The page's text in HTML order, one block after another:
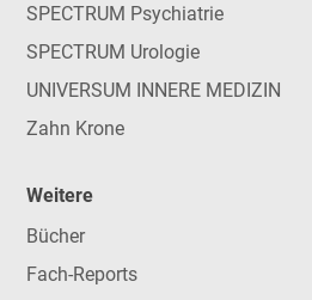
SPECTRUM Psychiatrie
SPECTRUM Urologie
UNIVERSUM INNERE MEDIZIN
Zahn Krone
Weitere
Bücher
Fach-Reports